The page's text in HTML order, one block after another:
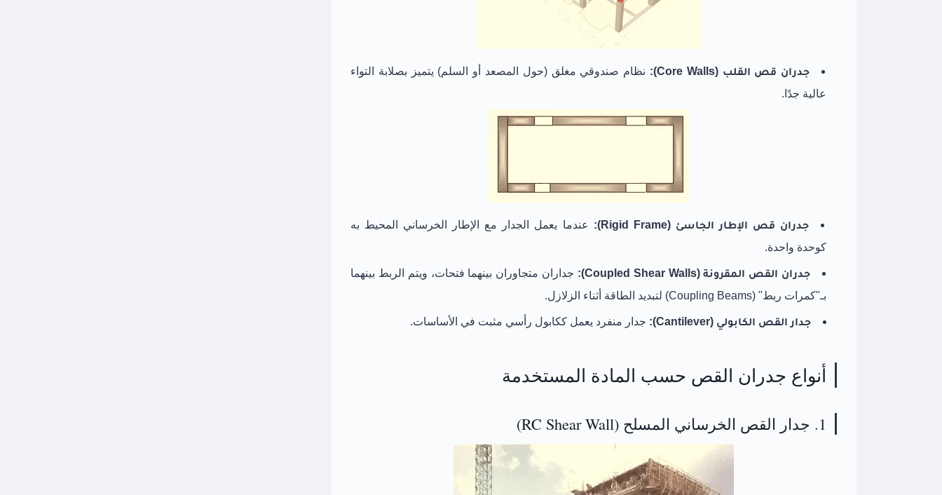
جدران قص القلب (Core Walls):
نظام صندوقي مغلق (حول المصعد أو السلم) يتميز بصلابة التواء
عالية جدًا.
جدران قص الإطار الجاسئ (Rigid Frame):
عندما يعمل الجدار مع الإطار الخرساني المحيط به
كوحدة واحدة.
جدران القص المقرونة (Coupled Shear Walls):
جداران متجاوران بينهما فتحات، ويتم الربط بينهما
بـ"كمرات ربط" (Coupling Beams) لتبديد الطاقة أثناء الزلازل.
جدار القص الكابولي (Cantilever): جدار منفرد يعمل ككابول رأسي مثبت في الأساسات.
أنواع جدران القص حسب المادة المستخدمة
1. جدار القص الخرساني المسلح (RC Shear Wall)